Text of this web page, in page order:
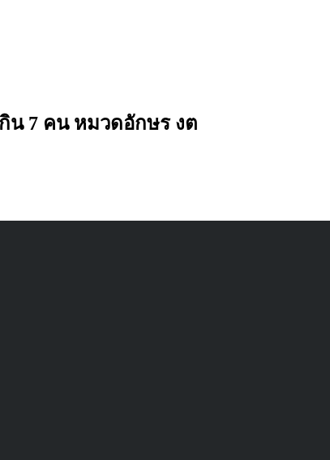
น 7 คน หมวดอักษร งต